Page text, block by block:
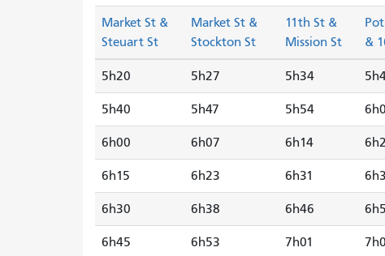
Market St &
Steuart St
Market St &
Stockton St
11th St &
Mission St
&
5h20 5h27 5h34
5h40 5h47 5h54
6h00 6h07 6h14
6h15 6h23 6h31
6h30 6h38 6h46
6h45 6h53 7h01